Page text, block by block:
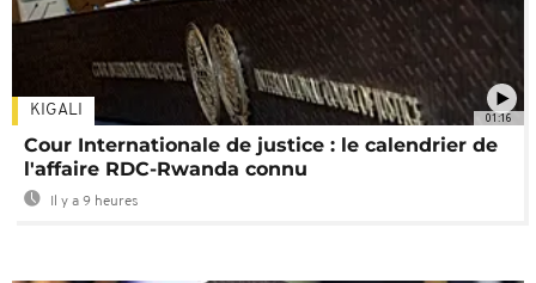
01:16
KIGALI
Cour Internationale de justice : le calendrier de
l'affaire RDC-Rwanda connu
Il y a 9 heures